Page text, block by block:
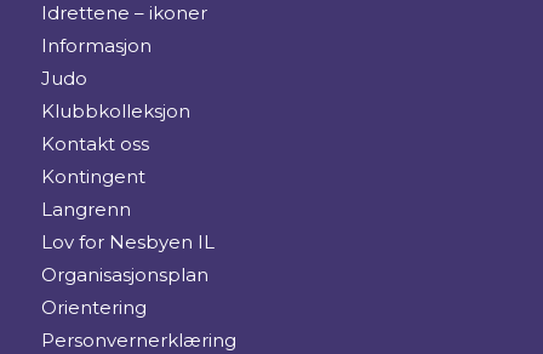
Idrettene – ikoner
Informasjon
Judo
Klubbkolleksjon
Kontakt oss
Kontingent
Langrenn
Lov for Nesbyen IL
Organisasjonsplan
Orientering
Personvernerklæring